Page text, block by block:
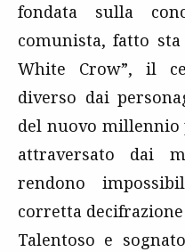
fondata sulla
comunista, fatto
White Crow”, il
diverso dai
del nuovo millennio
attraversato dai
rendono
corretta
Talentoso e